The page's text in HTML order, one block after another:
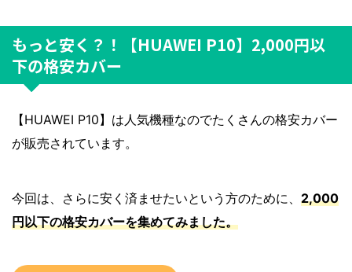
もっと安く？！【HUAWEI P10】2,000円以
下の格安カバー
【HUAWEI P10】は人気機種なのでたくさんの格安カバー
が販売されています。
今回は、さらに安く済ませたいという方のために、 2,000
円以下の格安カバーを集めてみました。